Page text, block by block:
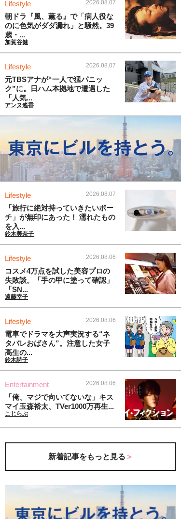
Lifestyle 2026.08.07
朝ドラ『風、薫る』で「病人役な
のに色気がダダ漏れ」と騒然。39
歳・...
加賀谷健
Lifestyle 2026.08.07
元TBSアナが“一人で猛パニッ
ク”に。日ハム本拠地で遭遇した
「人気...
アンヌ遙香
Lifestyle 2026.08.07
「旅行に絶対持っていきたいポー
チ」が無印にあった！ 濡れたもの
を入...
鈴木美奈子
Lifestyle 2026.08.06
コスメ4万点を試した美容プロの
失敗談。「手の甲に塗って確認」
「SN...
遠藤幸子
Lifestyle 2026.08.06
電車でドラマを大声実況する“ネ
タバレおばさん”。注意した女子
高生の...
鈴木詩子
Entertainment 2026.08.06
「俺、マジで向いてないな」キス
マイ玉森裕太、TVer1000万再生...
こじらぶ
新着記事をもっと見る